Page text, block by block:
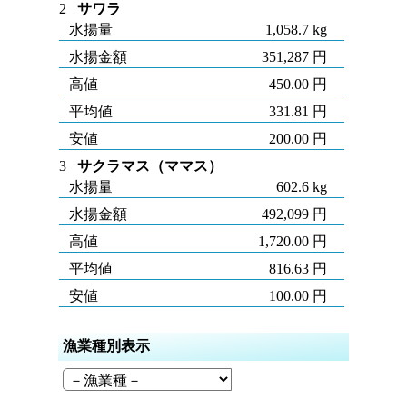
2
サワラ
水揚量
1,058.7 kg
水揚金額
351,287 円
高値
450.00 円
平均値
331.81 円
安値
200.00 円
3
サクラマス（ママス）
水揚量
602.6 kg
水揚金額
492,099 円
高値
1,720.00 円
平均値
816.63 円
安値
100.00 円
漁業種別表示